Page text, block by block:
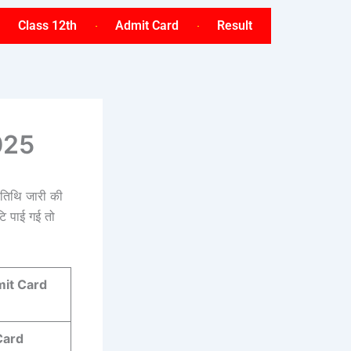
Class 12th Admit Card Result
जारी की
गई तो
Card